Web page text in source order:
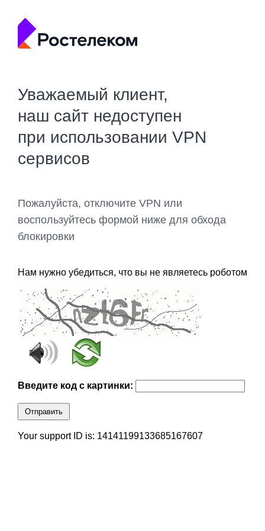
Уважаемый клиент,
наш сайт недоступен
при использовании VPN
сервисов
Пожалуйста, отключите VPN или
воспользуйтесь формой ниже для обхода
блокировки
Нам нужно убедиться, что вы не являетесь роботом
Введите код с картинки:
Отправить
Your support ID is: 14141199133685167607